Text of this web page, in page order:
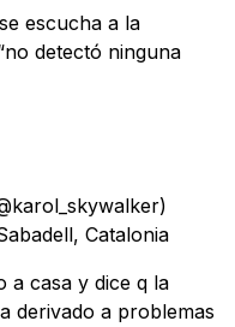
escucha a la
detectó ninguna
Catalonia
a casa y dice q la
derivado a problemas